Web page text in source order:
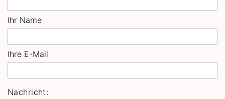
Ihr Name
Ihre E-Mail
Nachricht: